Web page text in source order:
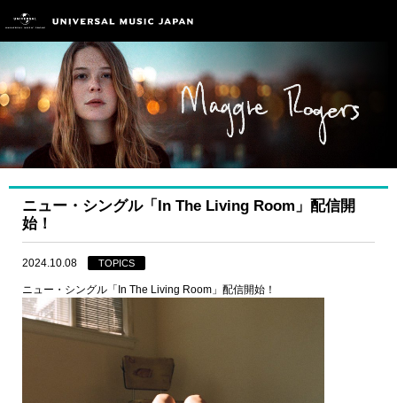
ニュー・シングル「In The Living Room」配信開
始！
2024.10.08 TOPICS
ニュー・シングル「In The Living Room」配信開始！